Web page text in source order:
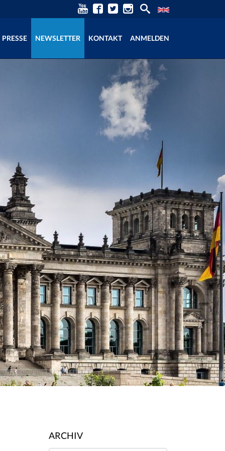
PRESSE NEWSLETTER KONTAKT ANMELDEN
ARCHIV